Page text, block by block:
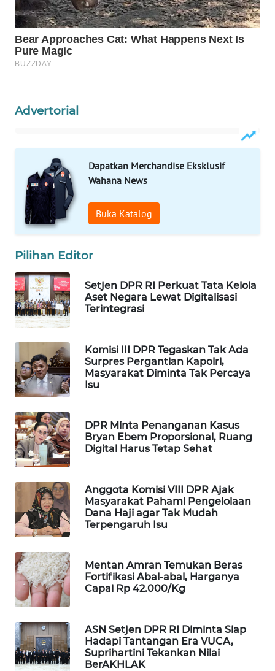
Advertorial
Dapatkan Merchandise Eksklusif
Wahana News
Buka Katalog
Pilihan Editor
Setjen DPR RI Perkuat Tata Kelola
Aset Negara Lewat Digitalisasi
Terintegrasi
Komisi III DPR Tegaskan Tak Ada
Surpres Pergantian Kapolri,
Masyarakat Diminta Tak Percaya
Isu
DPR Minta Penanganan Kasus
Bryan Ebem Proporsional, Ruang
Digital Harus Tetap Sehat
Anggota Komisi VIII DPR Ajak
Masyarakat Pahami Pengelolaan
Dana Haji agar Tak Mudah
Terpengaruh Isu
Mentan Amran Temukan Beras
Fortifikasi Abal-abal, Harganya
Capai Rp 42.000/Kg
ASN Setjen DPR RI Diminta Siap
Hadapi Tantangan Era VUCA,
Suprihartini Tekankan Nilai
BerAKHLAK
SIBARAGAS
NEWS
METRO
NEWS
METRO
JAKARTA
NEWS
KRT
NEWS
KARING
NEWS
JURNAL
MARITIM
HUMBANG
NEWS
GARONGGANG
NEWS
FISUELRI
ENERGI
NEWS
CILEUNGSI
NEWS
BERKAT
BERAMPU
NEWS